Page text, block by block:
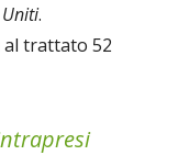
.
al trattato 52